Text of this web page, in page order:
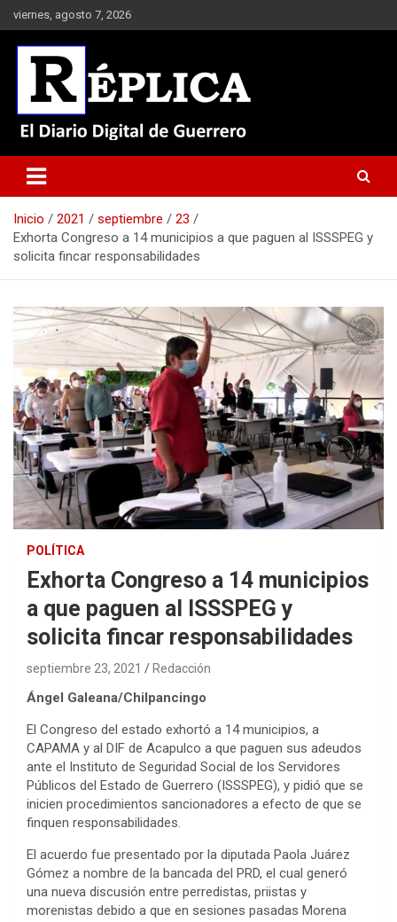
Saltar
al
contenido
viernes, agosto 7, 2026
Réplica
Inicio 2021 septiembre
23
Exhorta Congreso a 14 municipios a que paguen al ISSSPEG y
solicita fincar responsabilidades
POLÍTICA
Exhorta Congreso a 14 municipios
a que paguen al ISSSPEG y
solicita fincar responsabilidades
septiembre 23, 2021 Redacción
Ángel Galeana/Chilpancingo
El Congreso del estado exhortó a 14 municipios, a
CAPAMA y al DIF de Acapulco a que paguen sus adeudos
ante el Instituto de Seguridad Social de los Servidores
Públicos del Estado de Guerrero (ISSSPEG), y pidió que se
inicien procedimientos sancionadores a efecto de que se
finquen responsabilidades.
El acuerdo fue presentado por la diputada Paola Juárez
Gómez a nombre de la bancada del PRD, el cual generó
una nueva discusión entre perredistas, priistas y
morenistas debido a que en sesiones pasadas Morena